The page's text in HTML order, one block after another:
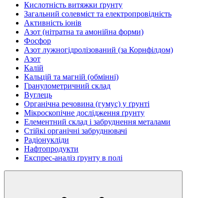
Кислотність витяжки ґрунту
Загальний солевміст та електропровідність
Активність іонів
Азот (нітратна та амонійна форми)
Фосфор
Азот лужногідролізований (за Корнфілдом)
Азот
Калій
Кальцій та магній (обмінні)
Гранулометричний склад
Вуглець
Органічна речовина (гумус) у ґрунті
Мікроскопічне дослідження ґрунту
Елементний склад і забруднення металами
Стійкі органічні забруднювачі
Радіонукліди
Нафтопродукти
Експрес-аналіз ґрунту в полі